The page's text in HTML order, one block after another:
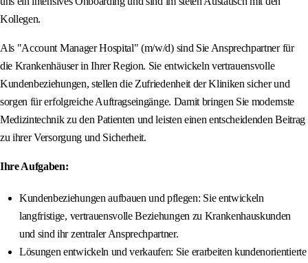
Kollegen.
Als "Account Manager Hospital" (m/w/d) sind Sie Ansprechpartner für
die Krankenhäuser in Ihrer Region. Sie entwickeln vertrauensvolle
Kundenbeziehungen, stellen die Zufriedenheit der Kliniken sicher und
sorgen für erfolgreiche Auftragseingänge. Damit bringen Sie modernste
Medizintechnik zu den Patienten und leisten einen entscheidenden Beitrag
zu ihrer Versorgung und Sicherheit.
Ihre Aufgaben:
Kundenbeziehungen aufbauen und pflegen: Sie entwickeln
langfristige, vertrauensvolle Beziehungen zu Krankenhauskunden
und sind ihr zentraler Ansprechpartner.
Lösungen entwickeln und verkaufen: Sie erarbeiten kundenorientierte